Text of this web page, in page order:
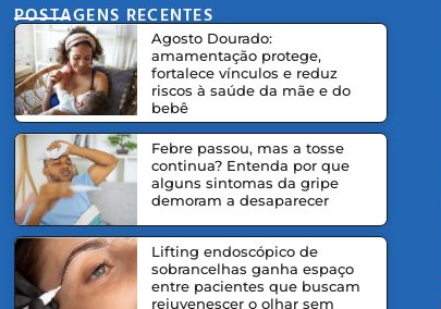
POSTAGENS RECENTES
Agosto Dourado:
amamentação protege,
fortalece vínculos e reduz
riscos à saúde da mãe e do
bebê
Febre passou, mas a tosse
continua? Entenda por que
alguns sintomas da gripe
demoram a desaparecer
Lifting endoscópico de
sobrancelhas ganha espaço
entre pacientes que buscam
rejuvenescer o olhar sem